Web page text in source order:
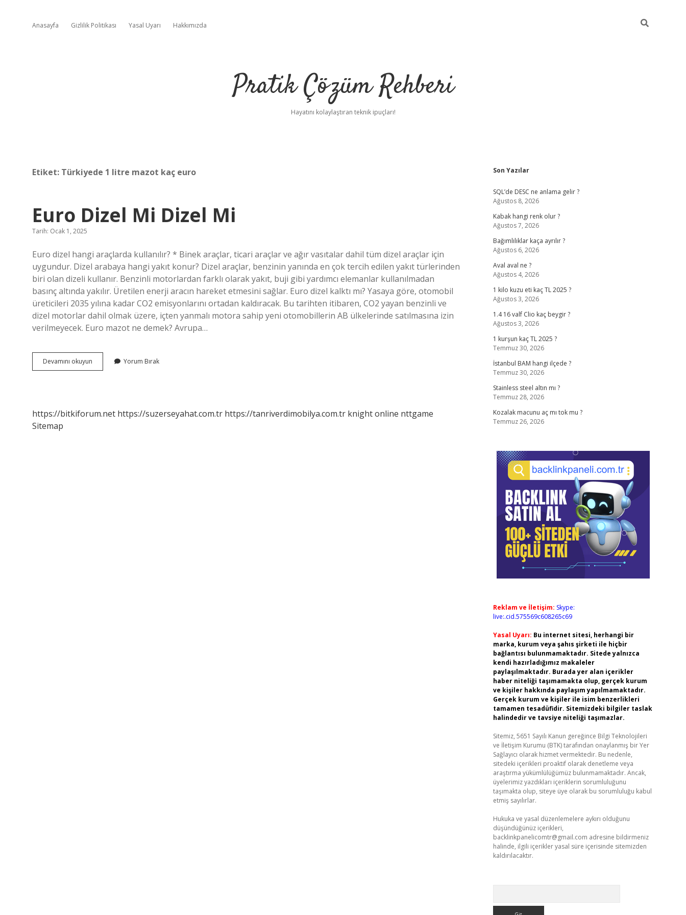
Anasayfa Gizlilik Politikası Yasal Uyarı Hakkımızda
Pratik Çözüm Rehberi
Hayatını kolaylaştıran teknik ipuçları!
Etiket: Türkiyede 1 litre mazot kaç euro
Euro Dizel Mi Dizel Mi
Tarih: Ocak 1, 2025
Euro dizel hangi araçlarda kullanılır? * Binek araçlar, ticari araçlar ve ağır vasıtalar dahil tüm dizel araçlar için
uygundur. Dizel arabaya hangi yakıt konur? Dizel araçlar, benzinin yanında en çok tercih edilen yakıt türlerinden
biri olan dizeli kullanır. Benzinli motorlardan farklı olarak yakıt, buji gibi yardımcı elemanlar kullanılmadan
basınç altında yakılır. Üretilen enerji aracın hareket etmesini sağlar. Euro dizel kalktı mı? Yasaya göre, otomobil
üreticileri 2035 yılına kadar CO2 emisyonlarını ortadan kaldıracak. Bu tarihten itibaren, CO2 yayan benzinli ve
dizel motorlar dahil olmak üzere, içten yanmalı motora sahip yeni otomobillerin AB ülkelerinde satılmasına izin
verilmeyecek. Euro mazot ne demek? Avrupa…
Devamını okuyun
Dizel
Yorum Bırak
https://bitkiforum.net https://suzerseyahat.com.tr https://tanriverdimobilya.com.tr knight online nttgame
Sitemap
Sidebar
Son Yazılar
SQL’de DESC ne anlama gelir ?
Ağustos 8, 2026
Kabak hangi renk olur ?
Ağustos 7, 2026
Bağımlılıklar kaça ayrılır ?
Ağustos 6, 2026
Aval aval ne ?
Ağustos 4, 2026
1 kilo kuzu eti kaç TL 2025 ?
Ağustos 3, 2026
1.4 16 valf Clio kaç beygir ?
Ağustos 3, 2026
1 kurşun kaç TL 2025 ?
Temmuz 30, 2026
İstanbul BAM hangi ilçede ?
Temmuz 30, 2026
Stainless steel altın mı ?
Temmuz 28, 2026
Kozalak macunu aç mı tok mu ?
Temmuz 26, 2026
Reklam ve İletişim: Skype:
live:.cid.575569c608265c69
Yasal Uyarı: Bu internet sitesi, herhangi bir
marka, kurum veya şahıs şirketi ile hiçbir
bağlantısı bulunmamaktadır. Sitede yalnızca
kendi hazırladığımız makaleler
paylaşılmaktadır. Burada yer alan içerikler
haber niteliği taşımamakta olup, gerçek kurum
ve kişiler hakkında paylaşım yapılmamaktadır.
Gerçek kurum ve kişiler ile isim benzerlikleri
tamamen tesadüfidir. Sitemizdeki bilgiler taslak
halindedir ve tavsiye niteliği taşımazlar.
Sitemiz, 5651 Sayılı Kanun gereğince Bilgi Teknolojileri
ve İletişim Kurumu (BTK) tarafından onaylanmış bir Yer
Sağlayıcı olarak hizmet vermektedir. Bu nedenle,
sitedeki içerikleri proaktif olarak denetleme veya
araştırma yükümlülüğümüz bulunmamaktadır. Ancak,
üyelerimiz yazdıkları içeriklerin sorumluluğunu
taşımakta olup, siteye üye olarak bu sorumluluğu kabul
etmiş sayılırlar.
Hukuka ve yasal düzenlemelere aykırı olduğunu
düşündüğünüz içerikleri,
backlinkpanelicomtr@gmail.com adresine bildirmeniz
halinde, ilgili içerikler yasal süre içerisinde sitemizden
kaldırılacaktır.